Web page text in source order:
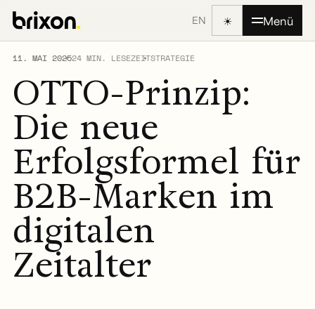
EN ☀ Menü
11. MAI 202524 MIN. LESEZEITSTRATEGIE
OTTO-Prinzip:
Die neue
Erfolgsformel für
B2B-Marken im
digitalen
Zeitalter